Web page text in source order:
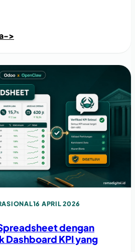
->
16 APRIL 2026
dengan
Dashboard KPI yang